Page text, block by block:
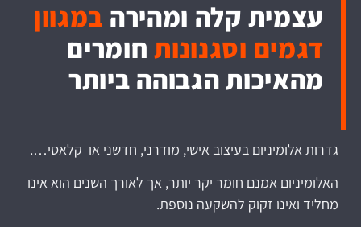
עצמית קלה ומהירה במגוון
דגמים וסגנונותחומרים
מהאיכות הגבוהה ביותר
גדרות אלומיניום בעיצוב אישי, מודרני, חדשני או קלאסי….
האלומיניום אמנם חומר יקר יותר, אך לאורך השנים הוא אינו
מחליד ואינו זקוק להשקעה נוספת.